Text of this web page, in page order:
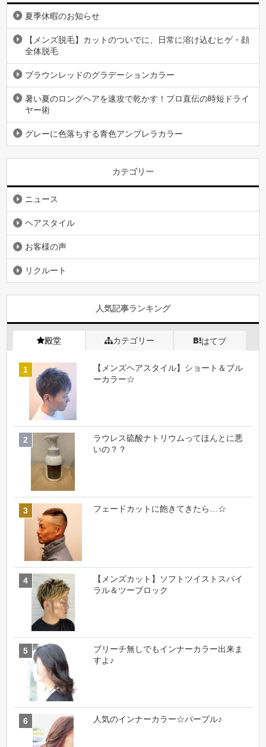
夏季休暇のお知らせ
【メンズ脱毛】カットのついでに、日常に溶け込むヒゲ・顔
全体脱毛
ブラウンレッドのグラデーションカラー
暑い夏のロングヘアを速攻で乾かす！プロ直伝の時短ドライ
ヤー術
グレーに色落ちする青色アンブレラカラー
カテゴリー
ニュース
ヘアスタイル
お客様の声
リクルート
人気記事ランキング
殿堂 カテゴリー はてブ
【メンズヘアスタイル】ショート＆ブル
ーカラー☆
ラウレス硫酸ナトリウムってほんとに悪
いの？？
フェードカットに飽きてきたら…☆
【メンズカット】ソフトツイストスパイ
ラル＆ツーブロック
ブリーチ無しでもインナーカラー出来ま
すよ♪
人気のインナーカラー☆パープル♪